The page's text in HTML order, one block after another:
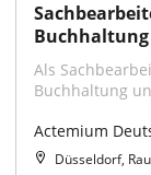
Buchhaltung
Als
Buchhaltung
Actemium
Düsseldorf,